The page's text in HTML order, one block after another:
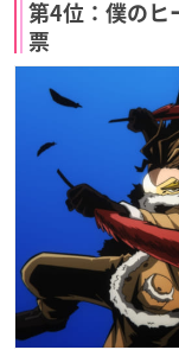
第4位：僕のヒ
票